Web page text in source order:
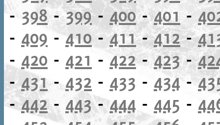
- 398 -399-400-401-
- 409 -410 -411-412-
- 420 - 421 - 422-423-
-431- 432 - 433 - 434-
-442- 443-444 - 445 -